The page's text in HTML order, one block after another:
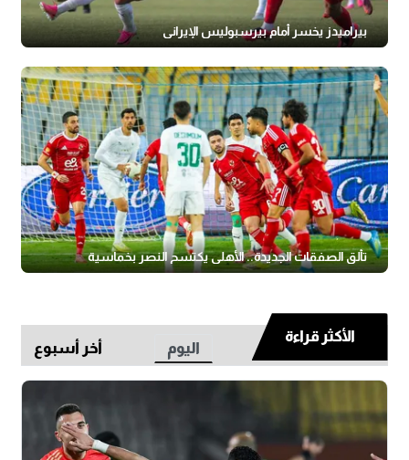
بيراميدز يخسر أمام بيرسبوليس الإيراني
تألق الصفقات الجديدة.. الأهلي يكتسح النصر بخماسية
الأكثر قراءة
اليوم أخر أسبوع